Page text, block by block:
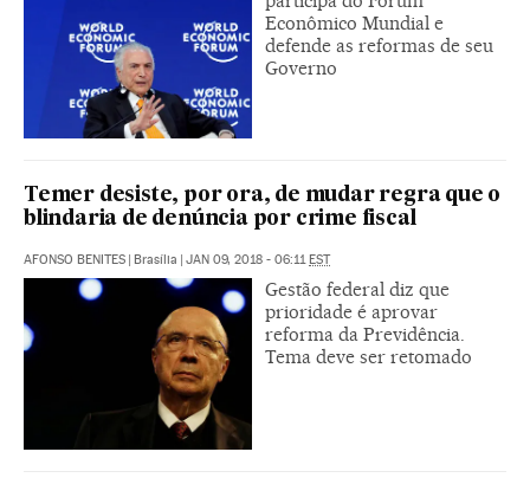
Econômico Mundial e
defende as reformas de seu
Governo
Temer desiste, por ora, de mudar regra que o
blindaria de denúncia por crime fiscal
AFONSO BENITES | Brasília | JAN 09, 2018 - 06:11EST
Gestão federal diz que
prioridade é aprovar
reforma da Previdência.
Tema deve ser retomado